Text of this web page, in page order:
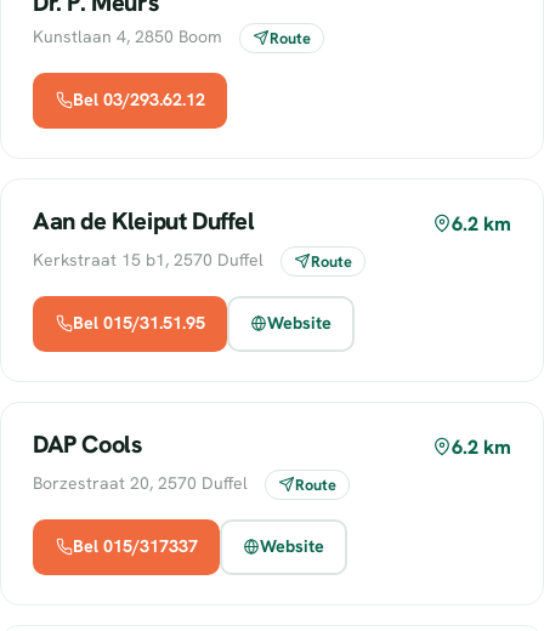
Kunstlaan 4, 2850 Boom Route
Bel 03/293.62.12
Aan de Kleiput Duffel 6.2 km
Kerkstraat 15 b1, 2570 Duffel Route
Bel 015/31.51.95 Website
DAP Cools 6.2 km
Borzestraat 20, 2570 Duffel Route
Bel 015/317337 Website